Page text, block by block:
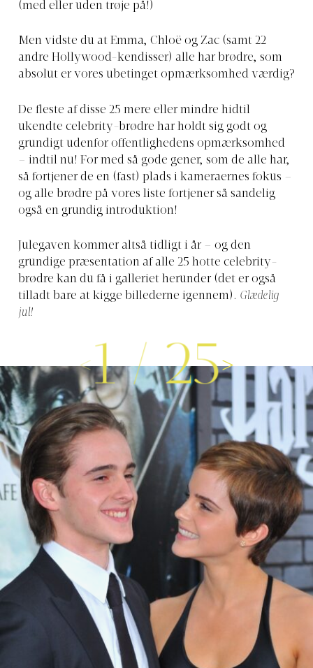
(med eller uden trøje på!)
Men vidste du at Emma, Chloë og Zac (samt 22
andre Hollywood-kendisser) alle har brødre, som
absolut er vores ubetinget opmærksomhed værdig?
De fleste af disse 25 mere eller mindre hidtil
ukendte celebrity-brødre har holdt sig godt og
grundigt udenfor offentlighedens opmærksomhed
– indtil nu! For med så gode gener, som de alle har,
så fortjener de en (fast) plads i kameraernes fokus –
og alle brødre på vores liste fortjener så sandelig
også en grundig introduktion!
Julegaven kommer altså tidligt i år – og den
grundige præsentation af alle 25 hotte celebrity-
brødre kan du få i galleriet herunder (det er også
tilladt bare at kigge billederne igennem). Glædelig
jul!
1/25